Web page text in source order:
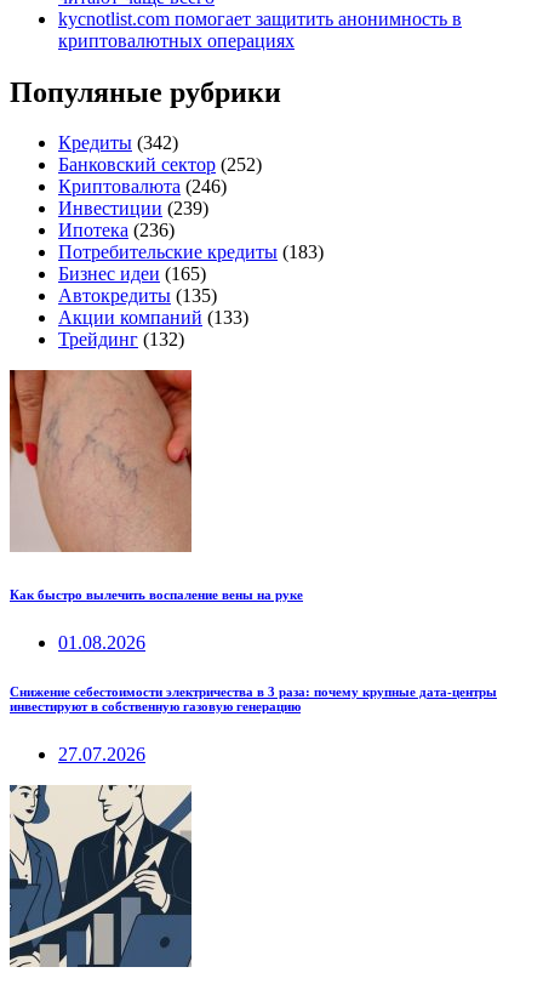
kycnotlist.com помогает защитить анонимность в
криптовалютных операциях
Популяные рубрики
Кредиты (342)
Банковский сектор (252)
Криптовалюта (246)
Инвестиции (239)
Ипотека (236)
Потребительские кредиты (183)
Бизнес идеи (165)
Автокредиты (135)
Акции компаний (133)
Трейдинг (132)
Как быстро вылечить воспаление вены на руке
01.08.2026
Снижение себестоимости электричества в 3 раза: почему крупные дата-центры
инвестируют в собственную газовую генерацию
27.07.2026